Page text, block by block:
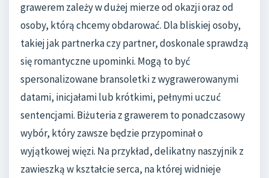
grawerem zależy w dużej mierze od okazji oraz od
osoby, którą chcemy obdarować. Dla bliskiej osoby,
takiej jak partnerka czy partner, doskonale sprawdzą
się romantyczne upominki. Mogą to być
spersonalizowane bransoletki z wygrawerowanymi
datami, inicjałami lub krótkimi, pełnymi uczuć
sentencjami. Biżuteria z grawerem to ponadczasowy
wybór, który zawsze będzie przypominał o
wyjątkowej więzi. Na przykład, delikatny naszyjnik z
zawieszką w kształcie serca, na której widnieje